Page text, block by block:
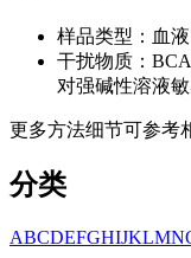
样品类型：血
干扰物质：
对强碱性溶液敏
更多方法细节可参考
分类
ABCDEFGHIJKLMN